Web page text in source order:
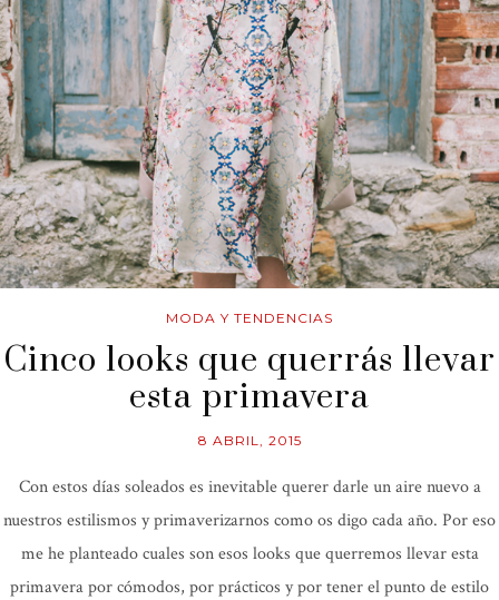
MODA Y TENDENCIAS
Cinco looks que querrás llevar
esta primavera
8 ABRIL, 2015
Con estos días soleados es inevitable querer darle un aire nuevo a
nuestros estilismos y primaverizarnos como os digo cada año. Por eso
me he planteado cuales son esos looks que querremos llevar esta
primavera por cómodos, por prácticos y por tener el punto de estilo